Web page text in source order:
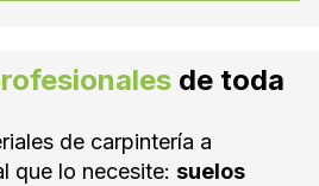
de toda
de carpintería a
que lo necesite: suelos